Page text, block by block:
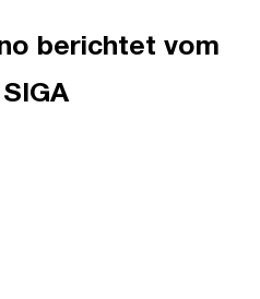
berichtet vom